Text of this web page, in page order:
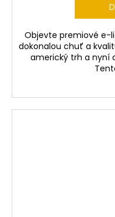
Objevte premiové e-
dokonalou chuť a
americký trh a nyní